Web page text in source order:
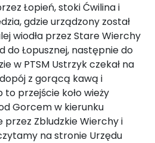
Łopień, stoki Ćwilina i
gdzie urządzony został
wiodła przez Stare Wierchy
do Łopusznej, następnie do
w PTSM Ustrzyk czekał na
z gorącą kawą i
przejście koło wieży
Gorcem w kierunku
przez Zbludzkie Wierchy i
na stronie Urzędu